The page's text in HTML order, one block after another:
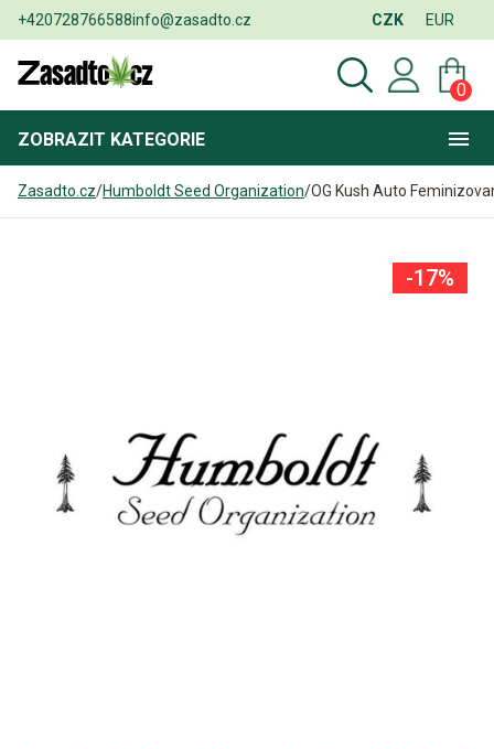
+420728766588info@zasadto.cz CZK EUR
0
ZOBRAZIT KATEGORIE
Zasadto.cz/Humboldt Seed Organization/OG Kush Auto
-17%